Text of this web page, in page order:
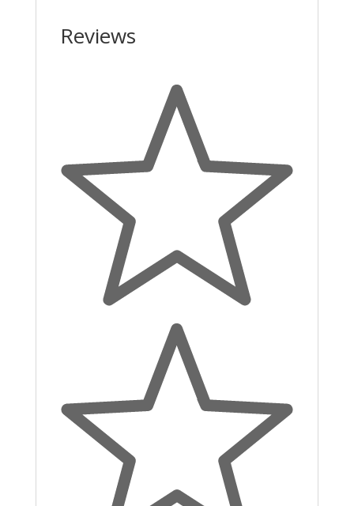
Reviews